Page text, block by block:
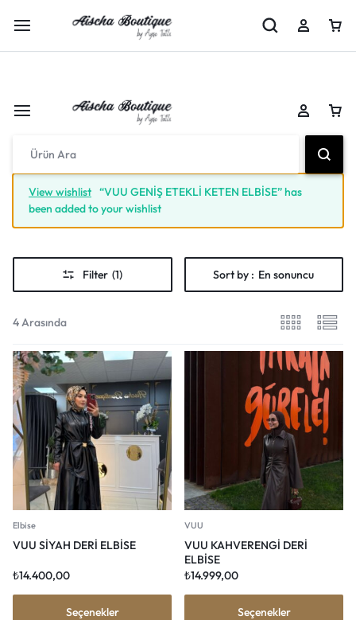
Peşin Fiyatına 3 Taksit İmkanı Şimdi Alışveriş Yap
View wishlist “VUU GENİŞ ETEKLİ KETEN ELBİSE” has
been added to your wishlist
Filter (1) Sort by : En sonuncu
4 Arasında
Elbise
VUU SİYAH DERİ ELBİSE
₺14.400,00
Seçenekler
VUU
VUU KAHVERENGİ DERİ
ELBİSE
₺14.999,00
Seçenekler